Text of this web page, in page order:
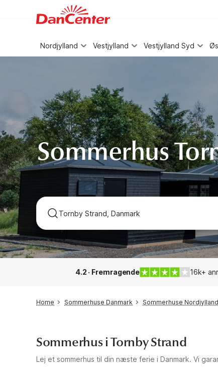
WIZARD MEMBER
Nordjylland Vestjylland Vestjylland Syd
Sommerhus
4.2 · Fremragende 16k+
Home Sommerhuse Danmark Sommerhuse Nordjylland
Sommerhus i Tornby Strand
Lej et sommerhus til din næste ferie i Danmark. Vi